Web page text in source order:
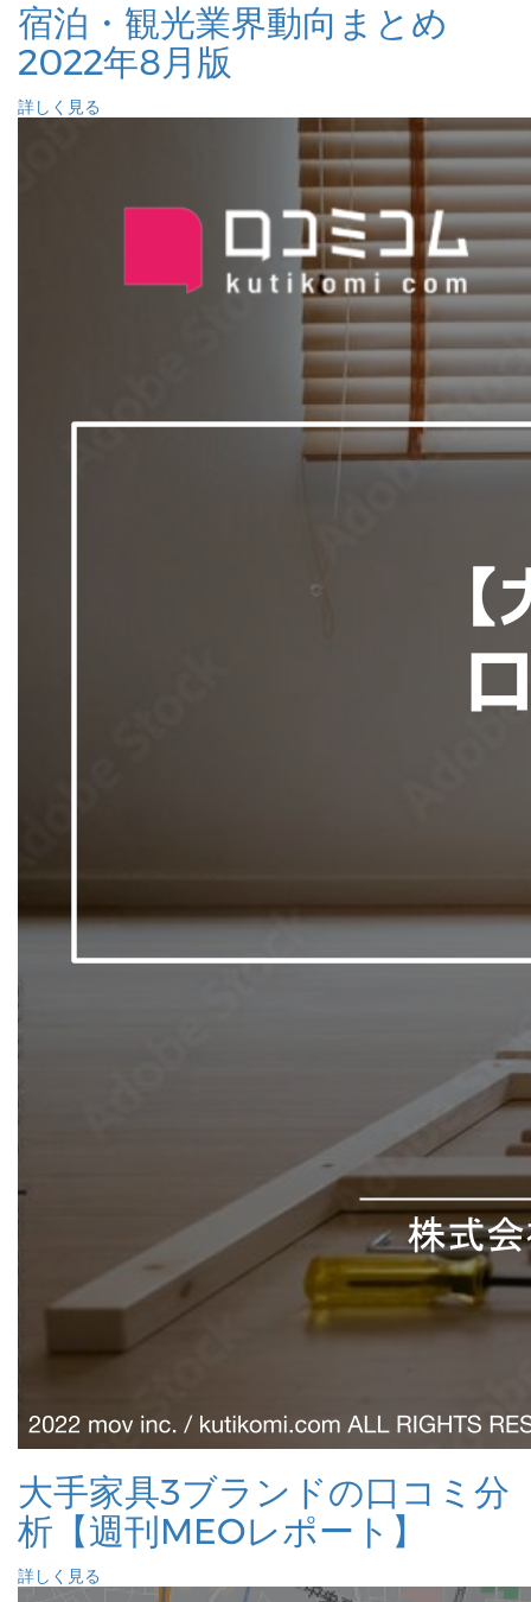
宿泊・観光業界動向まとめ
2022年8月版
詳しく見る
大手家具3ブランドの口コミ分
析【週刊MEOレポート】
詳しく見る